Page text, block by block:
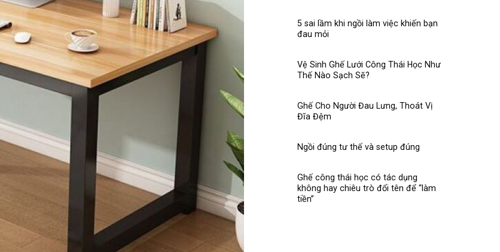
5 sai lầm khi ngồi làm việc khiến bạn
đau mỏi
Vệ Sinh Ghế Lưới Công Thái Học Như
Thế Nào Sạch Sẽ?
Ghế Cho Người Đau Lưng, Thoát Vị
Đĩa Đệm
Ngồi đúng tư thế và setup đúng
Ghế công thái học có tác dụng
không hay chiêu trò đổi tên để “làm
tiền”